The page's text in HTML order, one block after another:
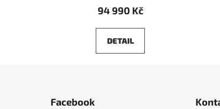
94 990 Kč
DETAIL
Facebook